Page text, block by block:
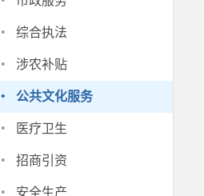
· 综合执法
· 涉农补贴
· 公共文化服务
· 医疗卫生
· 招商引资
安全生产